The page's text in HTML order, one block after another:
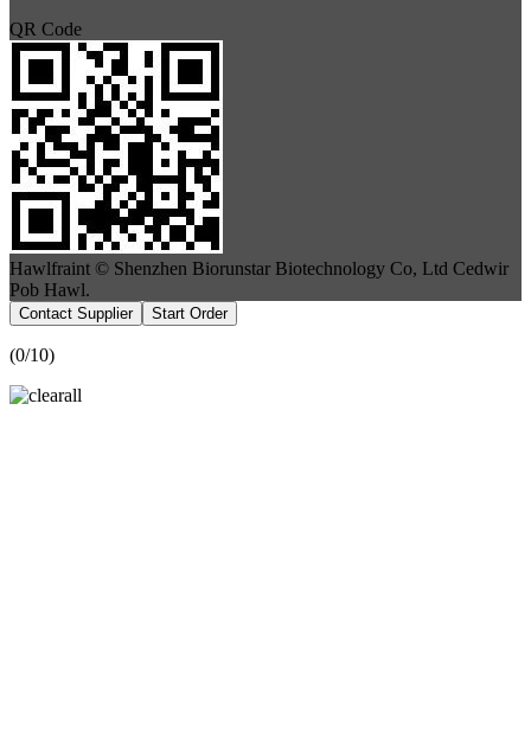
QR Code
Hawlfraint © Shenzhen Biorunstar Biotechnology Co, Ltd Cedwir
Pob Hawl.
Contact Supplier Start Order
(0/10)